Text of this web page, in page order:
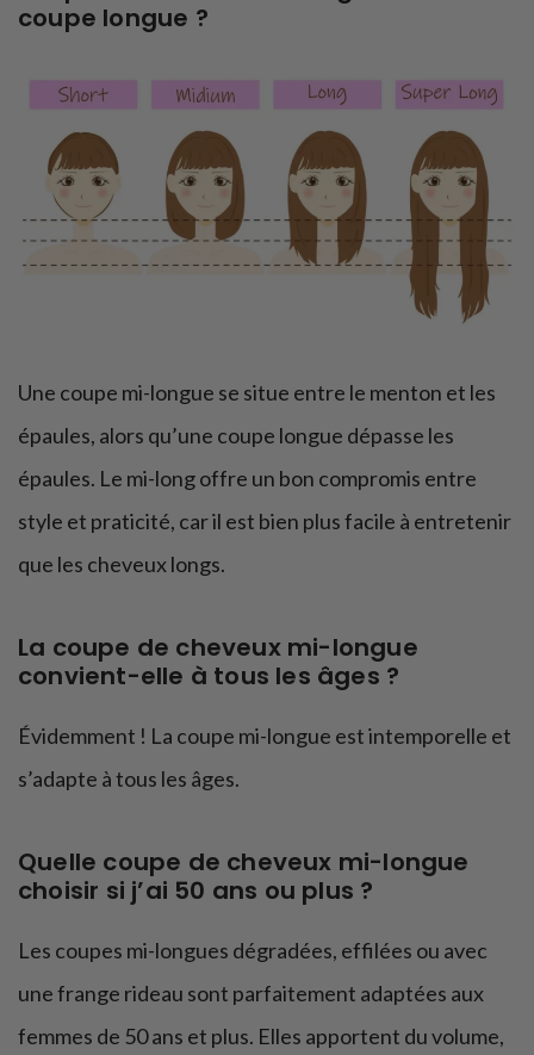
coupe longue ?
Une coupe mi-longue se situe entre le menton et les
épaules, alors qu’une coupe longue dépasse les
épaules. Le mi-long offre un bon compromis entre
style et praticité, car il est bien plus facile à entretenir
que les cheveux longs.
La coupe de cheveux mi-longue
convient-elle à tous les âges ?
Évidemment ! La coupe mi-longue est intemporelle et
s’adapte à tous les âges.
Quelle coupe de cheveux mi-longue
choisir si j’ai 50 ans ou plus ?
Les coupes mi-longues dégradées, effilées ou avec
une frange rideau sont parfaitement adaptées aux
femmes de 50 ans et plus. Elles apportent du volume,